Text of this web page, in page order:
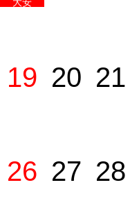
19 20 21
26 27 28